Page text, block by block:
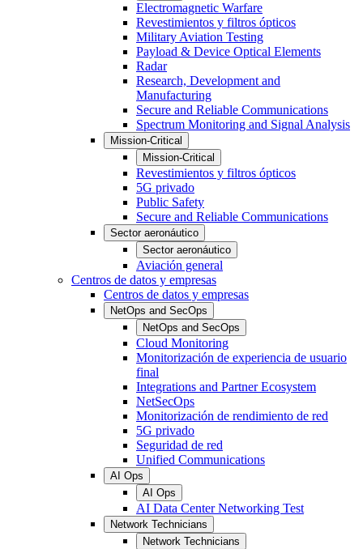
Electromagnetic Warfare
Revestimientos y filtros ópticos
Military Aviation Testing
Payload & Device Optical Elements
Radar
Research, Development and
Manufacturing
Secure and Reliable Communications
Spectrum Monitoring and Signal Analysis
Mission-Critical
Mission-Critical
Revestimientos y filtros ópticos
5G privado
Public Safety
Secure and Reliable Communications
Sector aeronáutico
Sector aeronáutico
Aviación general
Centros de datos y empresas
Centros de datos y empresas
NetOps and SecOps
NetOps and SecOps
Cloud Monitoring
Monitorización de experiencia de usuario
final
Integrations and Partner Ecosystem
NetSecOps
Monitorización de rendimiento de red
5G privado
Seguridad de red
Unified Communications
AI Ops
AI Ops
AI Data Center Networking Test
Network Technicians
Network Technicians